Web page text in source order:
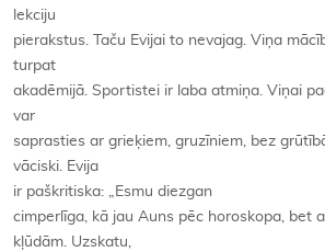
lekciju
pierakstus. Taču Evijai to nevajag. Viņa
turpat
akadēmijā. Sportistei ir laba atmiņa. Viņai
var
saprasties ar grieķiem, gruzīniem, bez
vāciski. Evija
ir paškritiska: „Esmu diezgan
cimperlīga, kā jau Auns pēc horoskopa, bet
kļūdām. Uzskatu,